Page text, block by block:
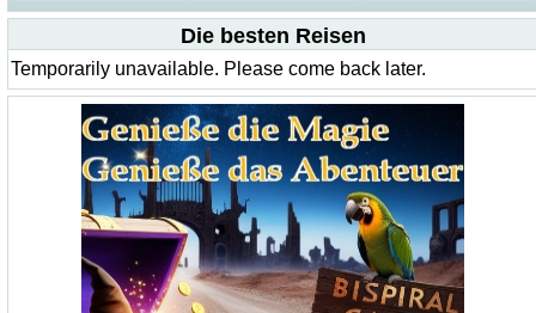
Die besten Reisen
Temporarily unavailable. Please come back later.